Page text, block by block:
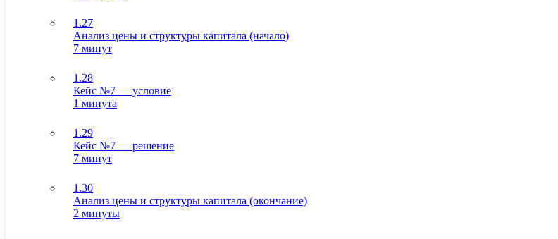
1.27
Анализ цены и структуры капитала (начало)
7 минут
1.28
Кейс №7 — условие
1 минута
1.29
Кейс №7 — решение
7 минут
1.30
Анализ цены и структуры капитала (окончание)
2 минуты